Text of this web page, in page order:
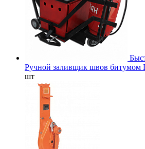
Ручной заливщик швов битумом
шт